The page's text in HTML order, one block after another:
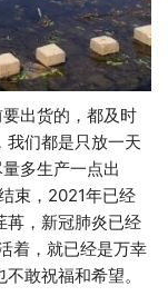
出货的，都及时
我们都是只放一天
多生产一点出
束，2021年已经
苒，新冠肺炎已经
着，就已经是万幸
敢祝福和希望。